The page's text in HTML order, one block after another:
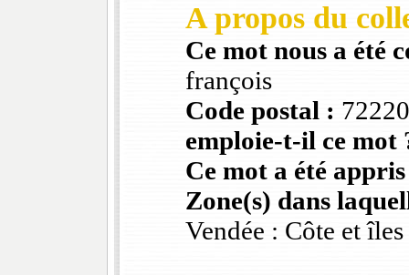
A propos du
Ce mot nous a été
françois
Code postal :
emploie-t-il ce mot
Ce mot a été
Zone(s) dans
Vendée : Côte et îles